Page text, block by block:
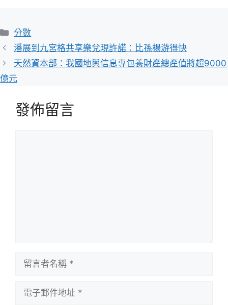
分
類
分數
潘展到九宮格共享樂兌現許諾：比孫楊游得快
天然資本部：我國地輿信息專包養財產總產值將超9000
億元
發佈留言